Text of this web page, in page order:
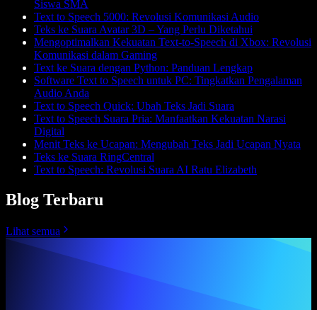
Siswa SMA
Text to Speech 5000: Revolusi Komunikasi Audio
Teks ke Suara Avatar 3D – Yang Perlu Diketahui
Mengoptimalkan Kekuatan Text-to-Speech di Xbox: Revolusi
Komunikasi dalam Gaming
Text ke Suara dengan Python: Panduan Lengkap
Software Text to Speech untuk PC: Tingkatkan Pengalaman
Audio Anda
Text to Speech Quick: Ubah Teks Jadi Suara
Text to Speech Suara Pria: Manfaatkan Kekuatan Narasi
Digital
Menit Teks ke Ucapan: Mengubah Teks Jadi Ucapan Nyata
Teks ke Suara RingCentral
Text to Speech: Revolusi Suara AI Ratu Elizabeth
Blog Terbaru
Lihat semua